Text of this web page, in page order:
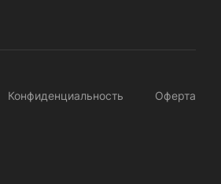
Конфиденциальность Оферта